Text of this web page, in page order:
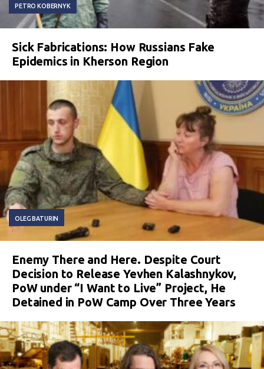
PETRO KOBERNYK
Sick Fabrications: How Russians Fake
Epidemics in Kherson Region
OLEG BATURIN
Enemy There and Here. Despite Court
Decision to Release Yevhen Kalashnykov,
PoW under “I Want to Live” Project, He
Detained in PoW Camp Over Three Years